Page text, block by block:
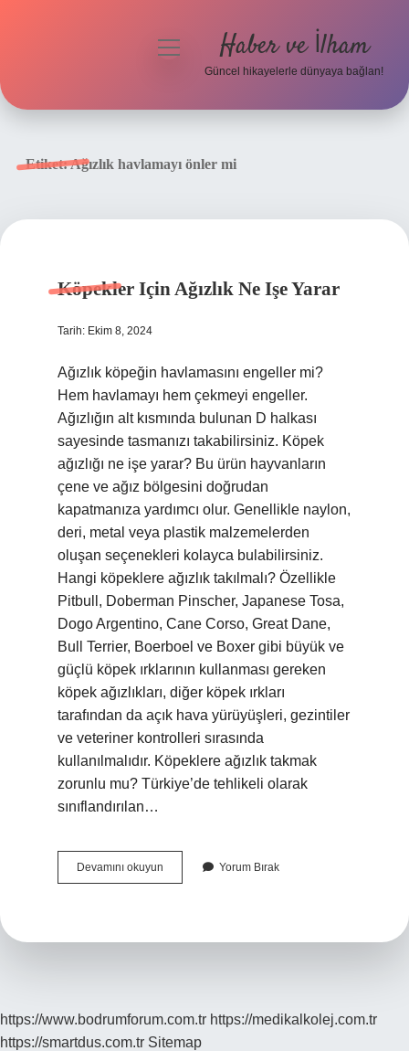
menüyü
Haber ve İlham
Güncel hikayelerle dünyaya bağlan!
Etiket:Ağızlık havlamayı önler mi
Köpekler Için Ağızlık Ne Işe Yarar
Tarih: Ekim 8, 2024
Ağızlık köpeğin havlamasını engeller mi?
Hem havlamayı hem çekmeyi engeller.
Ağızlığın alt kısmında bulunan D halkası
sayesinde tasmanızı takabilirsiniz. Köpek
ağızlığı ne işe yarar? Bu ürün hayvanların
çene ve ağız bölgesini doğrudan
kapatmanıza yardımcı olur. Genellikle naylon,
deri, metal veya plastik malzemelerden
oluşan seçenekleri kolayca bulabilirsiniz.
Hangi köpeklere ağızlık takılmalı? Özellikle
Pitbull, Doberman Pinscher, Japanese Tosa,
Dogo Argentino, Cane Corso, Great Dane,
Bull Terrier, Boerboel ve Boxer gibi büyük ve
güçlü köpek ırklarının kullanması gereken
köpek ağızlıkları, diğer köpek ırkları
tarafından da açık hava yürüyüşleri, gezintiler
ve veteriner kontrolleri sırasında
kullanılmalıdır. Köpeklere ağızlık takmak
zorunlu mu? Türkiye’de tehlikeli olarak
sınıflandırılan…
Devamını okuyun Köpekler
Için
Yorum Bırak
https://www.bodrumforum.com.tr https://medikalkolej.com.tr
https://smartdus.com.tr Sitemap